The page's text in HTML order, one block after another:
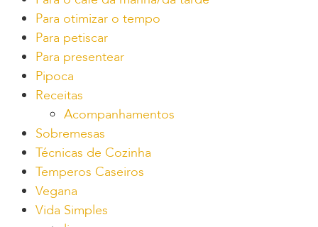
Para otimizar o tempo
Para petiscar
Para presentear
Pipoca
Receitas
Acompanhamentos
Sobremesas
Técnicas de Cozinha
Temperos Caseiros
Vegana
Vida Simples